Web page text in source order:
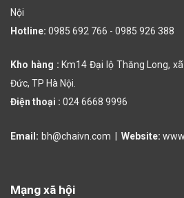
Nội
Hotline: 0985 692 766 - 0985 926 388
Kho hàng : Km14 Đại lộ Thăng Long,
Đức, TP Hà Nội.
Điện thoại : 024 6668 9996
Email: bh@chaivn.com | Website:
Mạng xã hội